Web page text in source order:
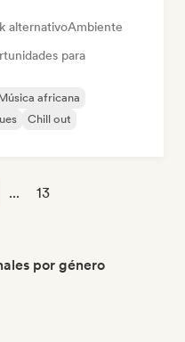
alternativoAmbiente
para
africana
Chill out
... 13
por género